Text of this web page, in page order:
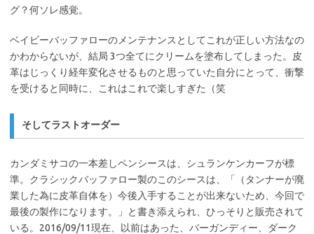
グ？何ソレ感覚。
ベイビーバッファローのメンテナンスとしてこれが正しい方法なの
かわからないが、結局 3つ全てにクリームを塗布してしまった。皮
革はじっくり経年変化させるものと思っていた自分にとって、衝撃
を受けると同時に、これはこれで楽しすぎた（笑
そしてラストオーダー
カンダミサコの一本差しペンシースは、シュランケンカーフが標
準。クラシックバッファロー製のこのシースは、「（タンナーが廃
業した為に皮革自体を）今後入手することが出来ないため、今回で
最後の製作になります。」と書き添えられ、ひっそりと販売されて
いる。2016/09/11現在、以前はあった、バーガンディー、ダーク